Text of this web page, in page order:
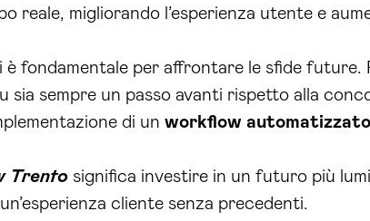
reale, migliorando l’esperienza utente e
è fondamentale per affrontare le sfide future.
sia sempre un passo avanti rispetto alla
di un workflow automatizzato
Trento significa investire in un futuro più
cliente senza precedenti.